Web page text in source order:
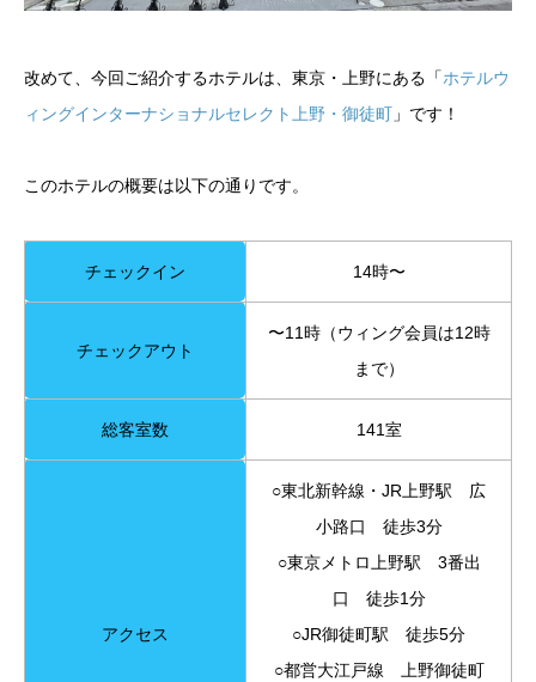
改めて、今回ご紹介するホテルは、東京・上野にある「ホテルウ
ィングインターナショナルセレクト上野・御徒町 」です！
このホテルの概要は以下の通りです。
チェックイン 14時〜
チェックアウト
〜11時（ウィング会員は12時
まで）
総客室数 141室
アクセス
○東北新幹線・JR上野駅 広
小路口 徒歩3分
○東京メトロ上野駅 3番出
口 徒歩1分
○JR御徒町駅 徒歩5分
○都営大江戸線 上野御徒町